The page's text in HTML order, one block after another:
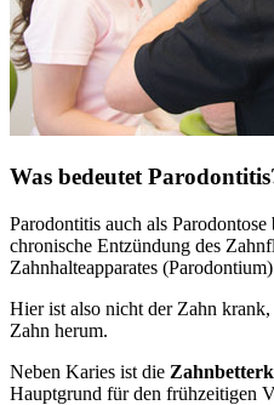
Was bedeutet
Parodontitis auch als
chronische Entzündung des
Zahnhalteapparates
Hier ist also nicht der Zahn
Zahn herum.
Neben Karies ist die
Hauptgrund für den frühzeitigen